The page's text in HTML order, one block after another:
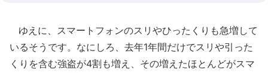
ゆえに、スマートフォンのスリやひったくりも急増して
いるそうです。なにしろ、去年1年間だけでスリや引った
くりを含む強盗が4割も増え、その増えたほとんどがスマ